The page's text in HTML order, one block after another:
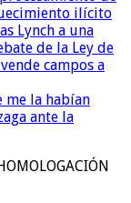
ilícito
Lynch a una
de la Ley de
campos a
me la habían
ante la